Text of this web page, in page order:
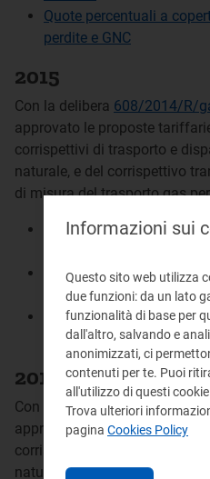
Quote percentuali a
perdite e GNC
2015
Con la delibera 608/2014/R/
approvato le proposte
corrispettivi di trasporto e
naturale, e del corrispettivo
di misura del trasporto gas
Punti di entrata e uscita
Tariffe di trasporto e
naturale
Quote percentuali a
perdite e GNC
2014
Con la delibera603/2013/R/
approvato le proposte
corrispettivi di trasporto e
naturale, e del corrispettivo
Informazioni sui
Questo sito web utilizza
due funzioni: da un lato
funzionalità di base per
dall'altro, salvando e
anonimizzati, ci
contenuti per te. Puoi
all'utilizzo di questi
Trova ulteriori
pagina Cookies Policy